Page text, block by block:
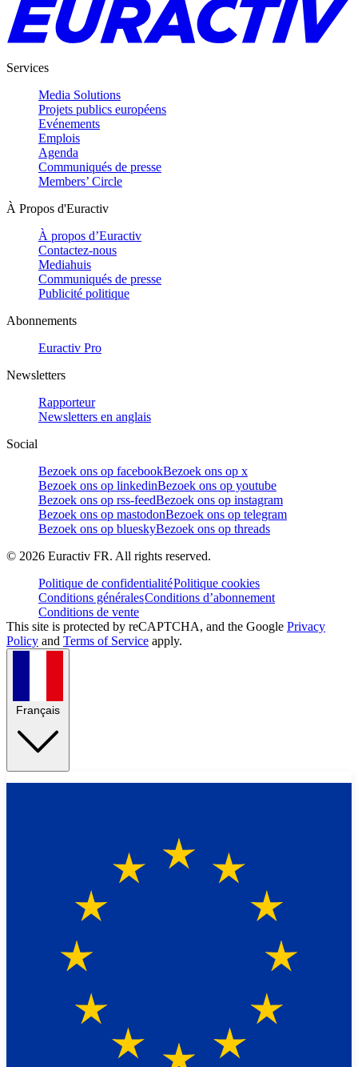
Services
Media Solutions
Projets publics européens
Evénements
Emplois
Agenda
Communiqués de presse
Members’ Circle
À Propos d'Euractiv
À propos d’Euractiv
Contactez-nous
Mediahuis
Communiqués de presse
Publicité politique
Abonnements
Euractiv Pro
Newsletters
Rapporteur
Newsletters en anglais
Social
Bezoek ons op facebookBezoek ons op x
Bezoek ons op linkedinBezoek ons op youtube
Bezoek ons op rss-feedBezoek ons op instagram
Bezoek ons op mastodonBezoek ons op telegram
Bezoek ons op blueskyBezoek ons op threads
© 2026 Euractiv FR. All rights reserved.
Politique de confidentialitéPolitique cookies
Conditions généralesConditions d’abonnement
Conditions de vente
This site is protected by reCAPTCHA, and the Google Privacy
Policy and Terms of Service apply.
Français